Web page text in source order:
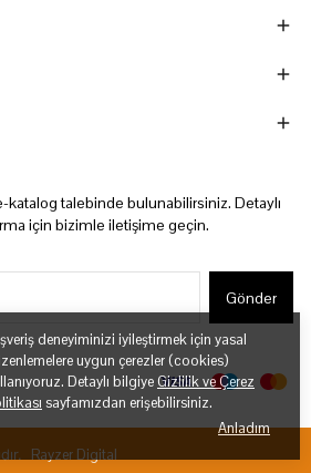
deneyiminizi iyileştirmek için yasal
uygun çerezler (cookies)
Detaylı bilgiye Gizlilik ve Çerez
sayfamızdan erişebilirsiniz.
Anladım
katalog talebinde bulunabilirsiniz. Detaylı
için bizimle iletişime geçin.
Gönder
Rayzer Digital